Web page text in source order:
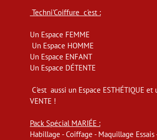
Techni'Coiffure c'est :
Un Espace FEMME
Un Espace HOMME
Un Espace ENFANT
Un Espace DÉTENTE
C'est aussi un Espace ESTHÉTIQUE et
VENTE !
Pack Spécial MARIÉE :
Habillage - Coiffage - Maquillage Essais